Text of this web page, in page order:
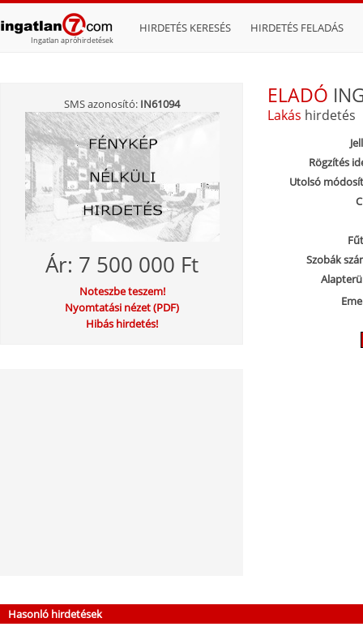
Ingatlan apróhirdetések
HIRDETÉS KERESÉS HIRDETÉS FELADÁS
SMS azonosító: IN61094
Ár: 7 500 000 Ft
Noteszbe teszem!
Nyomtatási nézet (PDF)
Hibás hirdetés!
ELADÓ
Lakás hirdetés
Rögzítés
Utolsó
Szobák
Hasonló hirdetések